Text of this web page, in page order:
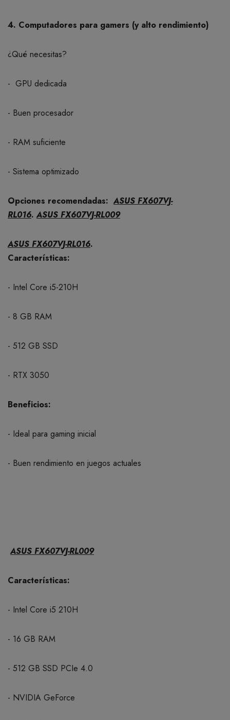
4. Computadores para gamers (y alto rendimiento)
¿Qué necesitas?
- GPU dedicada
- Buen procesador
- RAM suficiente
- Sistema optimizado
Opciones recomendadas: ASUS FX607VJ-
RL016. ASUS FX607VJ-RL009
ASUS FX607VJ-RL016.
Características:
- Intel Core i5-210H
- 8 GB RAM
- 512 GB SSD
- RTX 3050
Beneficios:
- Ideal para gaming inicial
- Buen rendimiento en juegos actuales
ASUS FX607VJ-RL009
Características:
- Intel Core i5 210H
- 16 GB RAM
- 512 GB SSD PCIe 4.0
- NVIDIA GeForce